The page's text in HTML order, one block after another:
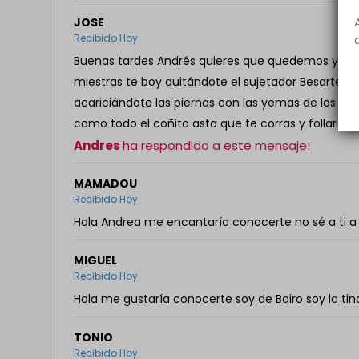
JOSE
Recibido Hoy
Buenas tardes Andrés quieres que quedemos y
miestras te boy quitándote el sujetador Besarte
acariciándote las piernas con las yemas de los
como todo el coñito asta que te corras y follar
Andresha respondido a este mensaje!
MAMADOU
Recibido Hoy
Hola Andrea me encantaría conocerte no sé a ti
MIGUEL
Recibido Hoy
Hola me gustaría conocerte soy de Boiro soy la
TONIO
Recibido Hoy